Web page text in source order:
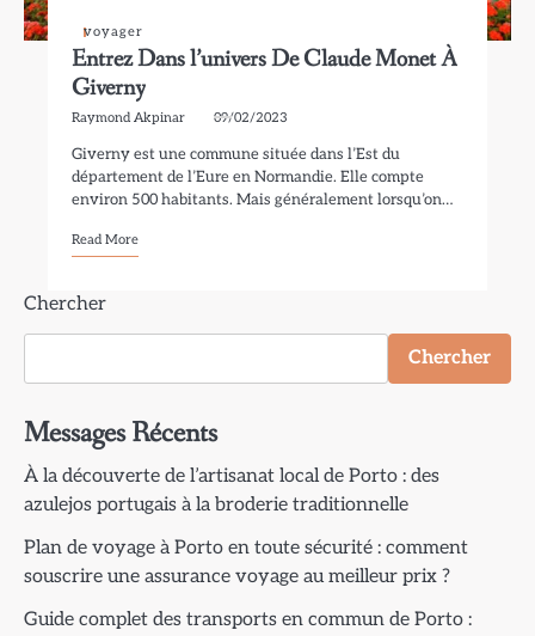
voyager
Entrez Dans l’univers De Claude Monet À
Giverny
Raymond Akpinar 09/02/2023
Giverny est une commune située dans l’Est du
département de l’Eure en Normandie. Elle compte
environ 500 habitants. Mais généralement lorsqu’on…
Read More
Chercher
Chercher
Messages Récents
À la découverte de l’artisanat local de Porto : des
azulejos portugais à la broderie traditionnelle
Plan de voyage à Porto en toute sécurité : comment
souscrire une assurance voyage au meilleur prix ?
Guide complet des transports en commun de Porto :